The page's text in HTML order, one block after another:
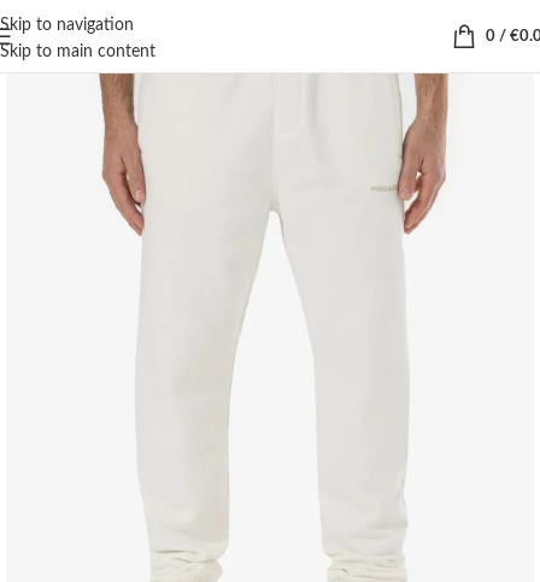
Skip to navigation
Skip to main content
0 / €